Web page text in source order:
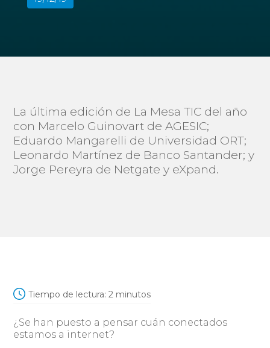
La última edición de La Mesa TIC del año
con Marcelo Guinovart de AGESIC;
Eduardo Mangarelli de Universidad ORT;
Leonardo Martínez de Banco Santander; y
Jorge Pereyra de Netgate y eXpand.
Tiempo de lectura: 2 minutos
¿Se han puesto a pensar cuán conectados
estamos a internet?